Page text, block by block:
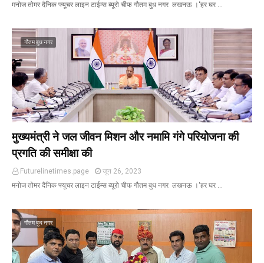
मनोज तोमर दैनिक फ्यूचर लाइन टाईम्स ब्यूरो चीफ गौतम बुध नगर लखनऊ ‌।‘हर घर …
गौतम बुध नगर
मुख्यमंत्री ने जल जीवन मिशन और नमामि गंगे परियोजना की
प्रगति की समीक्षा की
Futurelinetimes.page
जून 26, 2023
मनोज तोमर दैनिक फ्यूचर लाइन टाईम्स ब्यूरो चीफ गौतम बुध नगर लखनऊ ‌।‘हर घर …
गौतम बुध नगर